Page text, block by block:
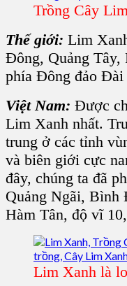
Trồng Cây
Thế giới: Lim
Đông, Quảng Tây,
phía Đông đảo Đài
Việt Nam: Được
Lim Xanh nhất.
trung ở các tỉnh
và biên giới cực
đây, chúng ta đã
Quảng Ngãi, Bình
Hàm Tân, độ vĩ
Lim Xanh là